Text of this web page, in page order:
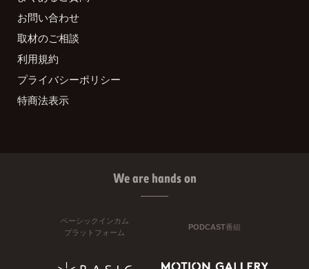
お問い合わせ
取材のご相談
利用規約
プライバシーポリシー
特商法表示
We are hands on
ベーシックインカム
プラットフォーム
PODCAST番組